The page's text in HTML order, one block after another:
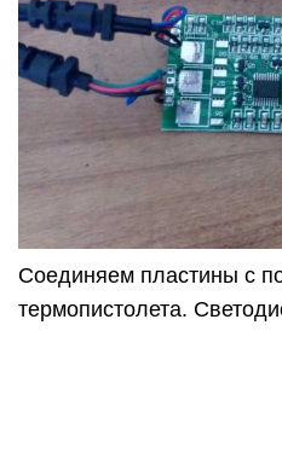
Соединяем пластины с
термопистолета.